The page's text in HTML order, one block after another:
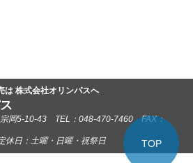
TOP
は 株式会社オリンパスへ
宗岡5-10-43 TEL：048-470-7460 FAX：
休日：土曜・日曜・祝祭日